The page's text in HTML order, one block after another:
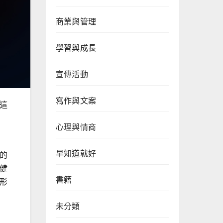
商業與管理
學習與成長
宣傳活動
寫作與文案
心理與情商
早知道就好
書籍
未分類